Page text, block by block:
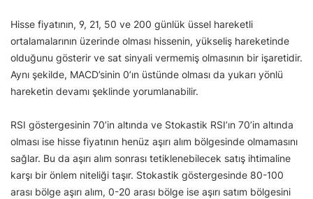
Hisse fiyatının, 9, 21, 50 ve 200 günlük üssel hareketli
ortalamalarının üzerinde olması hissenin, yükseliş hareketinde
olduğunu gösterir ve sat sinyali vermemiş olmasının bir işaretidir.
Aynı şekilde, MACD’sinin 0’ın üstünde olması da yukarı yönlü
hareketin devamı şeklinde yorumlanabilir.
RSI göstergesinin 70’in altında ve Stokastik RSI’ın 70’in altında
olması ise hisse fiyatının henüz aşırı alım bölgesinde olmamasını
sağlar. Bu da aşırı alım sonrası tetiklenebilecek satış ihtimaline
karşı bir önlem niteliği taşır. Stokastik göstergesinde 80-100
arası bölge aşırı alım, 0-20 arası bölge ise aşırı satım bölgesini